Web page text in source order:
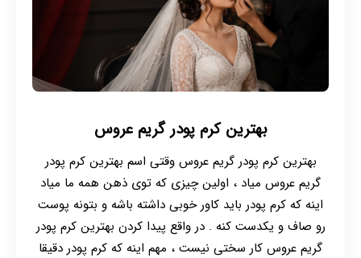
بهترین کرم پودر گریم عروس
بهترین کرم پودر گریم عروس وقتی اسم بهترین کرم پودر
گریم عروس میاد ، اولین چیزی که توی ذهن همه ما میاد
اینه که کرم پودر باید کاور خوبی داشته باشه و بتونه پوست
رو صاف و یکدست کنه . در واقع پیدا کردن بهترین کرم پودر
گریم عروس کار سختی نیست ، مهم اینه که کرم پودر دقیقا